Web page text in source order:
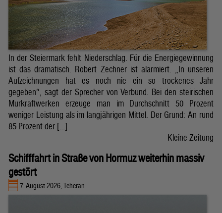
In der Steiermark fehlt Niederschlag. Für die Energiegewinnung
ist das dramatisch. Robert Zechner ist alarmiert. „In unseren
Aufzeichnungen hat es noch nie ein so trockenes Jahr
gegeben“, sagt der Sprecher von Verbund. Bei den steirischen
Murkraftwerken erzeuge man im Durchschnitt 50 Prozent
weniger Leistung als im langjährigen Mittel. Der Grund: An rund
85 Prozent der […]
Kleine Zeitung
Schifffahrt in Straße von Hormuz weiterhin massiv
gestört
7. August 2026, Teheran